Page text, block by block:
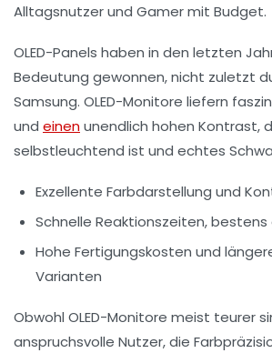
Alltagsnutzer und Gamer mit Budget.
OLED-Panels haben in den letzten
Bedeutung gewonnen, nicht zuletzt
Samsung. OLED-Monitore liefern
und einenunendlich hohen Kontrast,
selbstleuchtend ist und echtes
Exzellente Farbdarstellung und
Schnelle Reaktionszeiten,
Hohe Fertigungskosten und
Varianten
Obwohl OLED-Monitore meist teurer
anspruchsvolle Nutzer, die